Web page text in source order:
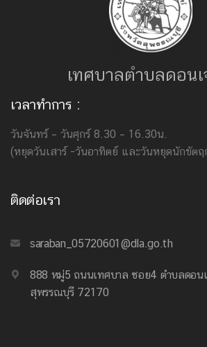
เทศบาลตำบลดอน
เวลาทำการ :
วันจันทร์ – วันศุกร์ 8.30 – 16.30น.
(หยุดวันเสาร์ -วันอาทิตย์ และวันหยุดนักขัตฤ
ติดต่อเรา
saraban_05720601@dla.go.th
888 หมู่5 ถนนเทศบาล ซอย4 ตำบลดอน
สุพรรณบุรี 72170